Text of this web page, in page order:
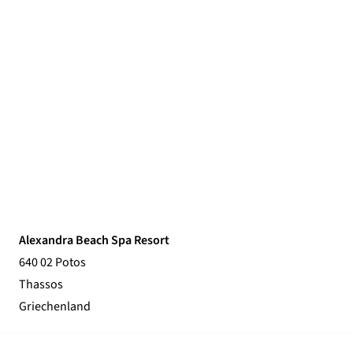
Alexandra Beach Spa Resort
640 02 Potos
Thassos
Griechenland